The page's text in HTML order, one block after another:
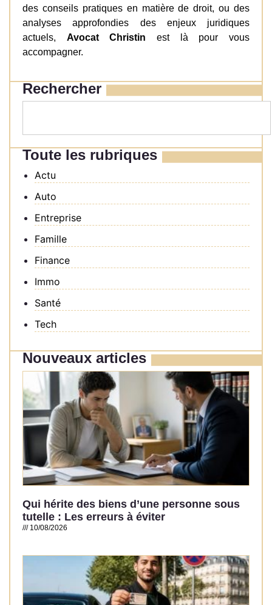
des conseils pratiques en matière de droit, ou des
analyses approfondies des enjeux juridiques
actuels, Avocat Christin est là pour vous
accompagner.
Rechercher
Toute les rubriques
Actu
Auto
Entreprise
Famille
Finance
Immo
Santé
Tech
Nouveaux articles
Qui hérite des biens d’une personne sous
tutelle : Les erreurs à éviter
10/08/2026